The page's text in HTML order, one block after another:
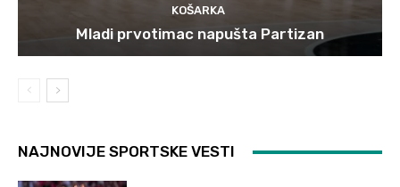
KOŠARKA
Mladi prvotimac napušta Partizan
NAJNOVIJE SPORTSKE VESTI